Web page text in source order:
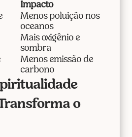
Impacto
Menos poluição nos
oceanos
Mais oxigênio e
sombra
Menos emissão de
carbono
o